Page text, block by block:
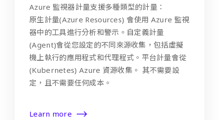
Azure 監視器計量支援多種類型的計量：
原生計量(Azure Resources) 會使用 Azure 監視
器中的工具進行分析和警示。自定義計量
(Agent)會從您設定的不同來源收集，包括虛擬
機上執行的應用程式和代理程式。平台計量會從
(Kubernetes) Azure 資源收集。 其不需要設
定，且不需要任何成本。
Learn more